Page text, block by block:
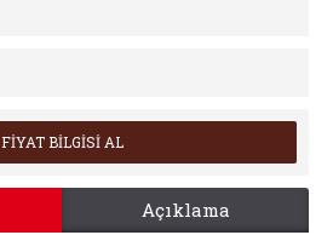
FİYAT BİLGİSİ AL
Açıklama